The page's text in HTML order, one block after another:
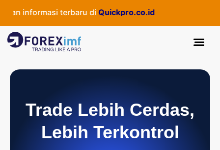
informasi terbaru di Quickpro.co.id
Trade Lebih Cerdas,
Lebih Terkontrol